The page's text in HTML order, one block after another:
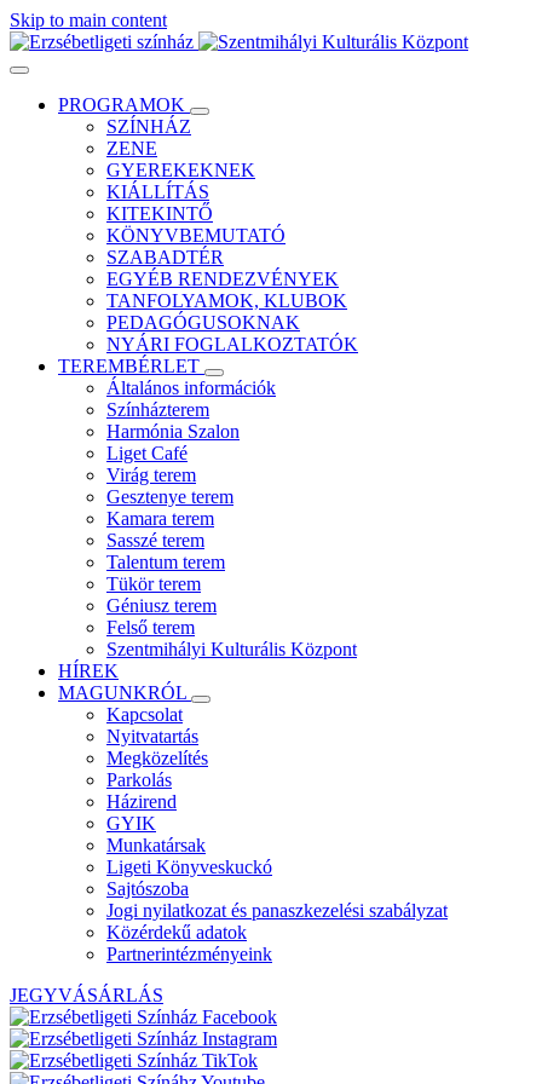
Skip to main content
PROGRAMOK
SZÍNHÁZ
ZENE
GYEREKEKNEK
KIÁLLÍTÁS
KITEKINTŐ
KÖNYVBEMUTATÓ
SZABADTÉR
EGYÉB RENDEZVÉNYEK
TANFOLYAMOK, KLUBOK
PEDAGÓGUSOKNAK
NYÁRI FOGLALKOZTATÓK
TEREMBÉRLET
Általános információk
Színházterem
Harmónia Szalon
Liget Café
Virág terem
Gesztenye terem
Kamara terem
Sasszé terem
Talentum terem
Tükör terem
Géniusz terem
Felső terem
Szentmihályi Kulturális Központ
HÍREK
MAGUNKRÓL
Kapcsolat
Nyitvatartás
Megközelítés
Parkolás
Házirend
GYIK
Munkatársak
Ligeti Könyveskuckó
Sajtószoba
Jogi nyilatkozat és panaszkezelési szabályzat
Közérdekű adatok
Partnerintézményeink
JEGYVÁSÁRLÁS